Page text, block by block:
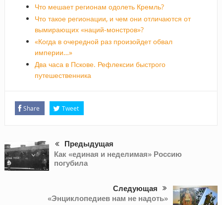
Что мешает регионам одолеть Кремль?
Что такое регионации, и чем они отличаются от
вымирающих «наций-монстров»?
«Когда в очередной раз произойдет обвал
империи…»
Два часа в Пскове. Рефлексии быстрого
путешественника
Share Tweet
Предыдущая
Как «единая и неделимая» Россию
погубила
Следующая
«Энциклопедиев нам не надоть»